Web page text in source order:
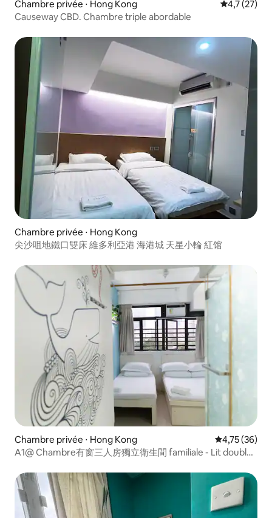
Chambre privée ⋅ Hong Kong Évaluation
4,7 (27)
Causeway CBD. Chambre triple abordable
Chambre privée ⋅ Hong Kong
尖沙咀地鐵口雙床 維多利亞港 海港城 天星小輪 紅馆
Chambre privée ⋅ Hong Kong Évaluation
4,75 (36)
A1@ Chambre有窗三人房獨立衛生間 familiale - Lit double